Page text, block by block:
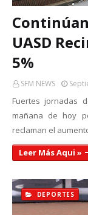
UASD
5%
SFM NEWS
Fuertes jornadas
mañana de hoy
reclaman el
Leer Más Aqui »
DEPORTES